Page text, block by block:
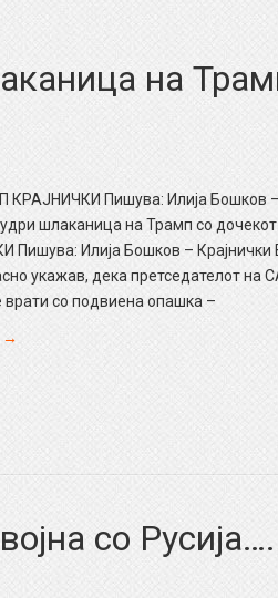
на
Пишува: Илија Бошков –
удри шлаканица на Трамп со
Пишува: Илија Бошков – Крајнички
укажав, дека претседателот
врати со подвиена опашка –
→
со